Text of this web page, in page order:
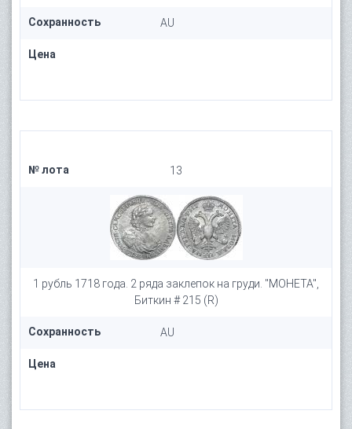
Сохранность AU
Цена
№ лота 13
1 рубль 1718 года. 2 ряда заклепок на груди. "МОНЕТА",
Биткин # 215 (R)
Сохранность AU
Цена